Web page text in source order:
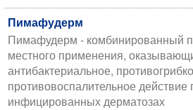
Пимафудерм
Пимафудерм - комбинированный
местного применения,
антибактериальное,
противовоспалительное действие
инфицированных дерматозах